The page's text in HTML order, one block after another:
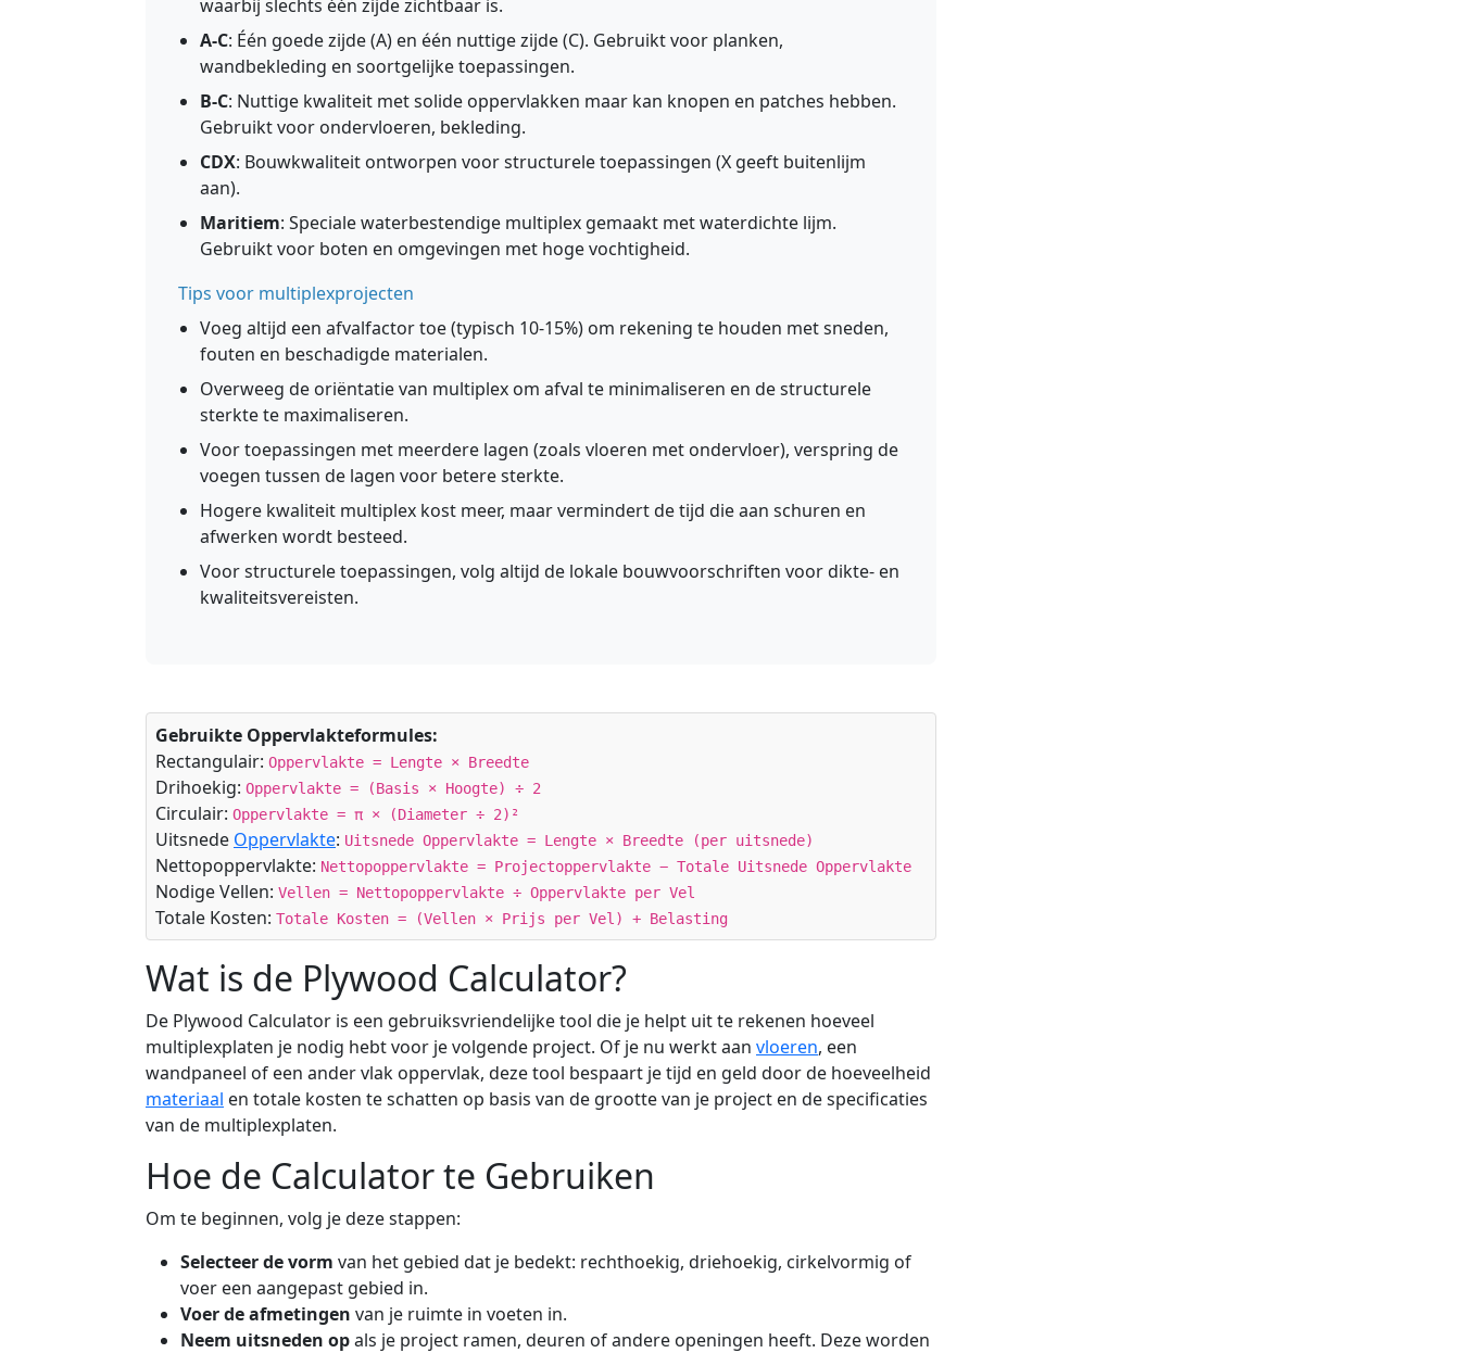
waarbij slechts één zijde zichtbaar is.
A-C: Één goede zijde (A) en één nuttige zijde (C). Gebruikt voor planken,
wandbekleding en soortgelijke toepassingen.
B-C: Nuttige kwaliteit met solide oppervlakken maar kan knopen en patches hebben.
Gebruikt voor ondervloeren, bekleding.
CDX: Bouwkwaliteit ontworpen voor structurele toepassingen (X geeft buitenlijm
aan).
Maritiem: Speciale waterbestendige multiplex gemaakt met waterdichte lijm.
Gebruikt voor boten en omgevingen met hoge vochtigheid.
Tips voor multiplexprojecten
Voeg altijd een afvalfactor toe (typisch 10-15%) om rekening te houden met sneden,
fouten en beschadigde materialen.
Overweeg de oriëntatie van multiplex om afval te minimaliseren en de structurele
sterkte te maximaliseren.
Voor toepassingen met meerdere lagen (zoals vloeren met ondervloer), verspring de
voegen tussen de lagen voor betere sterkte.
Hogere kwaliteit multiplex kost meer, maar vermindert de tijd die aan schuren en
afwerken wordt besteed.
Voor structurele toepassingen, volg altijd de lokale bouwvoorschriften voor dikte- en
kwaliteitsvereisten.
Gebruikte Oppervlakteformules:
Rectangulair: Oppervlakte = Lengte × Breedte
Drihoekig: Oppervlakte = (Basis × Hoogte) ÷ 2
Circulair: Oppervlakte = π × (Diameter ÷ 2)²
Uitsnede Oppervlakte: Uitsnede Oppervlakte = Lengte × Breedte (per uitsnede)
Nettopoppervlakte: Nettopoppervlakte = Projectoppervlakte − Totale Uitsnede Oppervlakte
Nodige Vellen: Vellen = Nettopoppervlakte ÷ Oppervlakte per Vel
Totale Kosten: Totale Kosten = (Vellen × Prijs per Vel) + Belasting
Wat is de Plywood Calculator?
De Plywood Calculator is een gebruiksvriendelijke tool die je helpt uit te rekenen hoeveel
multiplexplaten je nodig hebt voor je volgende project. Of je nu werkt aan vloeren, een
wandpaneel of een ander vlak oppervlak, deze tool bespaart je tijd en geld door de hoeveelheid
materiaal en totale kosten te schatten op basis van de grootte van je project en de specificaties
van de multiplexplaten.
Hoe de Calculator te Gebruiken
Om te beginnen, volg je deze stappen:
Selecteer de vorm van het gebied dat je bedekt: rechthoekig, driehoekig, cirkelvormig of
voer een aangepast gebied in.
Voer de afmetingen van je ruimte in voeten in.
Neem uitsneden opals je project ramen, deuren of andere openingen heeft. Deze worden